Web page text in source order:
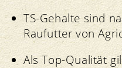
TS-Gehalte sind
Raufutter von
Als Top-Qualität